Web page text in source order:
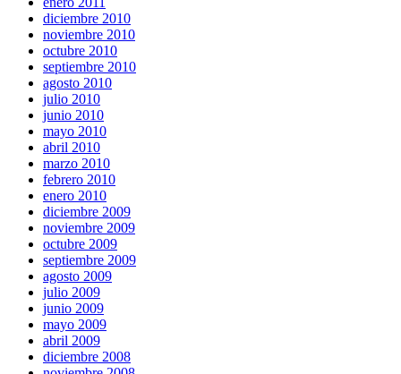
diciembre 2010
noviembre 2010
octubre 2010
septiembre 2010
agosto 2010
julio 2010
junio 2010
mayo 2010
abril 2010
marzo 2010
febrero 2010
enero 2010
diciembre 2009
noviembre 2009
octubre 2009
septiembre 2009
agosto 2009
julio 2009
junio 2009
mayo 2009
abril 2009
diciembre 2008